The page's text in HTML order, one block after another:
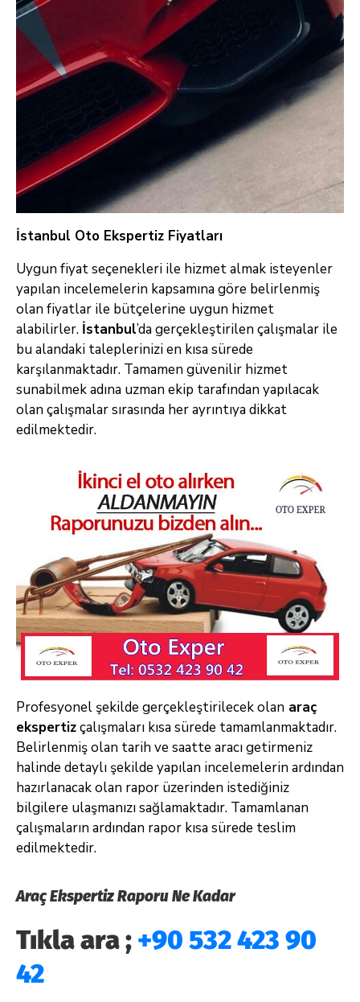
İstanbul Oto Ekspertiz Fiyatları
Uygun fiyat seçenekleri ile hizmet almak isteyenler
yapılan incelemelerin kapsamına göre belirlenmiş
olan fiyatlar ile bütçelerine uygun hizmet
alabilirler. İstanbul’da gerçekleştirilen çalışmalar ile
bu alandaki taleplerinizi en kısa sürede
karşılanmaktadır. Tamamen güvenilir hizmet
sunabilmek adına uzman ekip tarafından yapılacak
olan çalışmalar sırasında her ayrıntıya dikkat
edilmektedir.
Profesyonel şekilde gerçekleştirilecek olan araç
ekspertizçalışmaları kısa sürede tamamlanmaktadır.
Belirlenmiş olan tarih ve saatte aracı getirmeniz
halinde detaylı şekilde yapılan incelemelerin ardından
hazırlanacak olan rapor üzerinden istediğiniz
bilgilere ulaşmanızı sağlamaktadır. Tamamlanan
çalışmaların ardından rapor kısa sürede teslim
edilmektedir.
Araç Ekspertiz Raporu Ne Kadar
Tıkla ara ; +90 532 423 90
42